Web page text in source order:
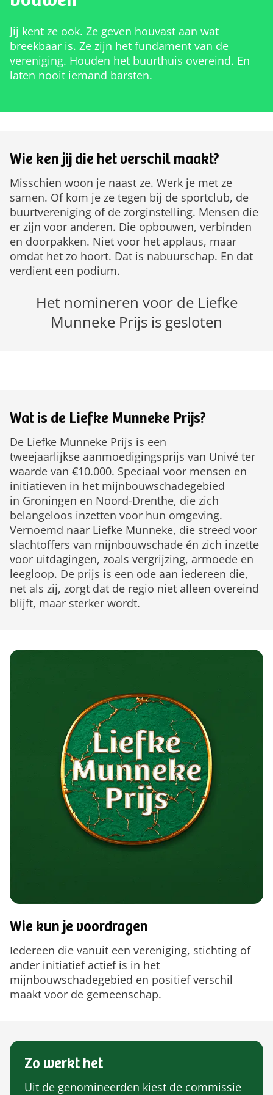
Jij kent ze ook. Ze geven houvast aan wat
breekbaar is. Ze zijn het fundament van de
vereniging. Houden het buurthuis overeind. En
laten nooit iemand barsten.
Wie ken jij die het verschil maakt?
Misschien woon je naast ze. Werk je met ze
samen. Of kom je ze tegen bij de sportclub, de
buurtvereniging of de zorginstelling. Mensen die
er zijn voor anderen. Die opbouwen, verbinden
en doorpakken. Niet voor het applaus, maar
omdat het zo hoort. Dat is nabuurschap. En dat
verdient een podium.
Het nomineren voor de Liefke
Munneke Prijs is gesloten
Wat is de Liefke Munneke Prijs?
De Liefke Munneke Prijs is een
tweejaarlijkse aanmoedigingsprijs van Univé ter
waarde van €10.000. Speciaal voor mensen en
initiatieven in het mijnbouwschadegebied
in Groningen en Noord-Drenthe, die zich
belangeloos inzetten voor hun omgeving.
Vernoemd naar Liefke Munneke, die streed voor
slachtoffers van mijnbouwschade én zich inzette
voor uitdagingen, zoals vergrijzing, armoede en
leegloop. De prijs is een ode aan iedereen die,
net als zij, zorgt dat de regio niet alleen overeind
blijft, maar sterker wordt.
Wie kun je voordragen
Iedereen die vanuit een vereniging, stichting of
ander initiatief actief is in het
mijnbouwschadegebied en positief verschil
maakt voor de gemeenschap.
Zo werkt het
Uit de genomineerden kiest de commissie